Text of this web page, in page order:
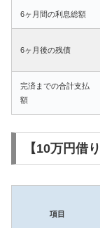
6ヶ月間の利息総額
6ヶ月後の残債
完済までの合計支払
額
【10万円借
項目